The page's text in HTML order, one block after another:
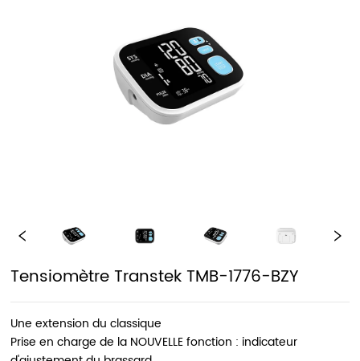
Tensiomètre Transtek TMB-1776-BZY
Une extension du classique
Prise en charge de la NOUVELLE fonction : indicateur